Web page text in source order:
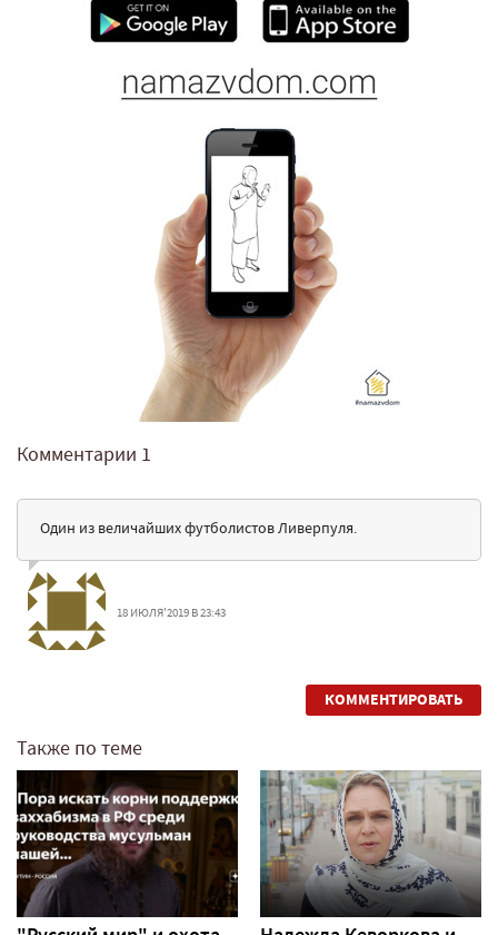
Комментарии 1
Один из величайших футболистов Ливерпуля.
18 ИЮЛЯ'2019 В 23:43
КОММЕНТИРОВАТЬ
Также по теме